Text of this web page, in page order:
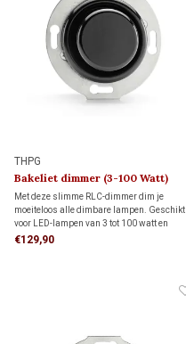
THPG
Bakeliet dimmer (3-100 Watt)
1930
Met deze slimme RLC-dimmer dim je
moeiteloos alle dimbare lampen. Geschikt
voor LED-lampen van 3 tot 100 watt en
andere lampen van 7 tot 220 watt. Dankzij
€129,90